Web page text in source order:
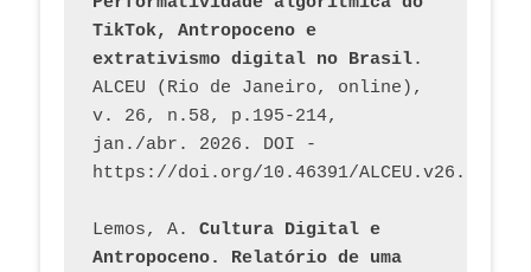
TikTok, Antropoceno e
extrativismo digital no Brasil.
ALCEU (Rio de Janeiro, online),
v. 26, n.58, p.195-214,
jan./abr. 2026. DOI -
https://doi.org/10.46391/
Lemos, A. Cultura Digital e
Antropoceno. Relatório de uma